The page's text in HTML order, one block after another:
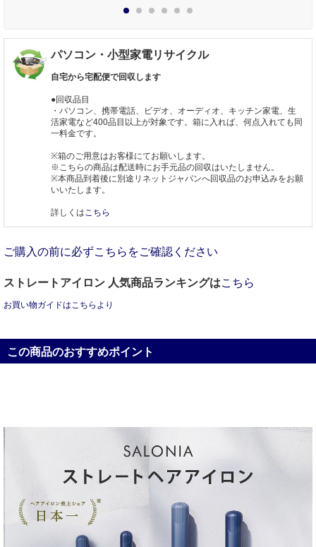
パソコン・小型家電リサイクル
自宅から宅配便で回収します
●回収品目
・パソコン、携帯電話、ビデオ、オーディオ、キッチン家電、生
活家電など400品目以上が対象です。箱に入れば、何点入れても同
一料金です。
※箱のご用意はお客様にてお願いします。
※こちらの商品は配送時にお手元品の回収はいたしません。
※本商品到着後に別途リネットジャパンへ回収品のお申込みをお願
いいたします。
詳しくはこちら
ご購入の前に必ずこちらをご確認ください
ストレートアイロン 人気商品ランキングはこちら
お買い物ガイドはこちらより
この商品のおすすめポイント